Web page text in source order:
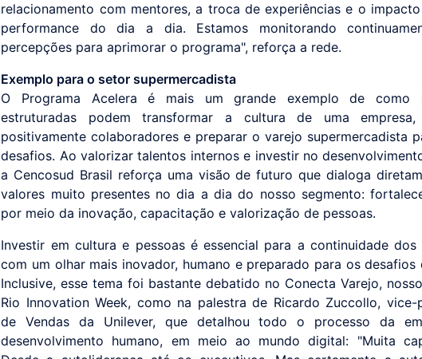
relacionamento com mentores, a troca de experiências e o
performance do dia a dia. Estamos monitorando
percepções para aprimorar o programa", reforça a rede.
Exemplo para o setor supermercadista
O Programa Acelera é mais um grande exemplo de como
estruturadas podem transformar a cultura de uma empresa,
positivamente colaboradores e preparar o varejo supermercadista
desafios. Ao valorizar talentos internos e investir no
a Cencosud Brasil reforça uma visão de futuro que dialoga
valores muito presentes no dia a dia do nosso segmento:
por meio da inovação, capacitação e valorização de pessoas.
Investir em cultura e pessoas é essencial para a continuidade dos
com um olhar mais inovador, humano e preparado para os desafios
Inclusive, esse tema foi bastante debatido no Conecta Varejo,
Rio Innovation Week, como na palestra de Ricardo Zuccollo, vice-
de Vendas da Unilever, que detalhou todo o processo da
desenvolvimento humano, em meio ao mundo digital: "Muita